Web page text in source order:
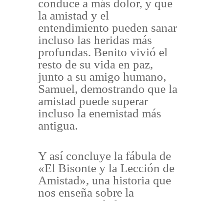
conduce a más dolor, y que
la amistad y el
entendimiento pueden sanar
incluso las heridas más
profundas. Benito vivió el
resto de su vida en paz,
junto a su amigo humano,
Samuel, demostrando que la
amistad puede superar
incluso la enemistad más
antigua.
Y así concluye la fábula de
«El Bisonte y la Lección de
Amistad», una historia que
nos enseña sobre la